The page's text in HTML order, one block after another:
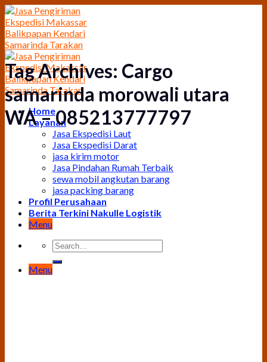
Skip
to
content
Home
Layanan
Jasa Ekspedisi Laut
Jasa Ekspedisi Darat
jasa kirim motor
Jasa Pindahan Rumah Terbaik
sewa mobil angkutan barang
jasa packing barang
Profil Perusahaan
Berita Terkini Nakulle Logistik
Menu
Menu
Tag Archives: Cargo
samarinda morowali utara
WA – 085213777797